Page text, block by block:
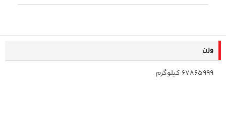
وزن
67865999 کیلوگرم